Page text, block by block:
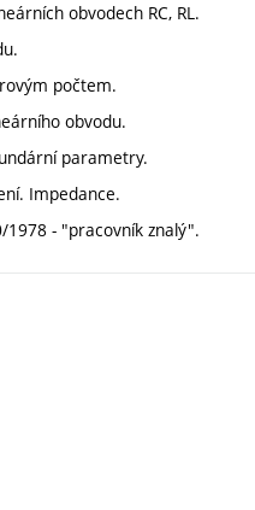
obvodech RC, RL.
počtem.
obvodu.
parametry.
Impedance.
1978 - "pracovník znalý".